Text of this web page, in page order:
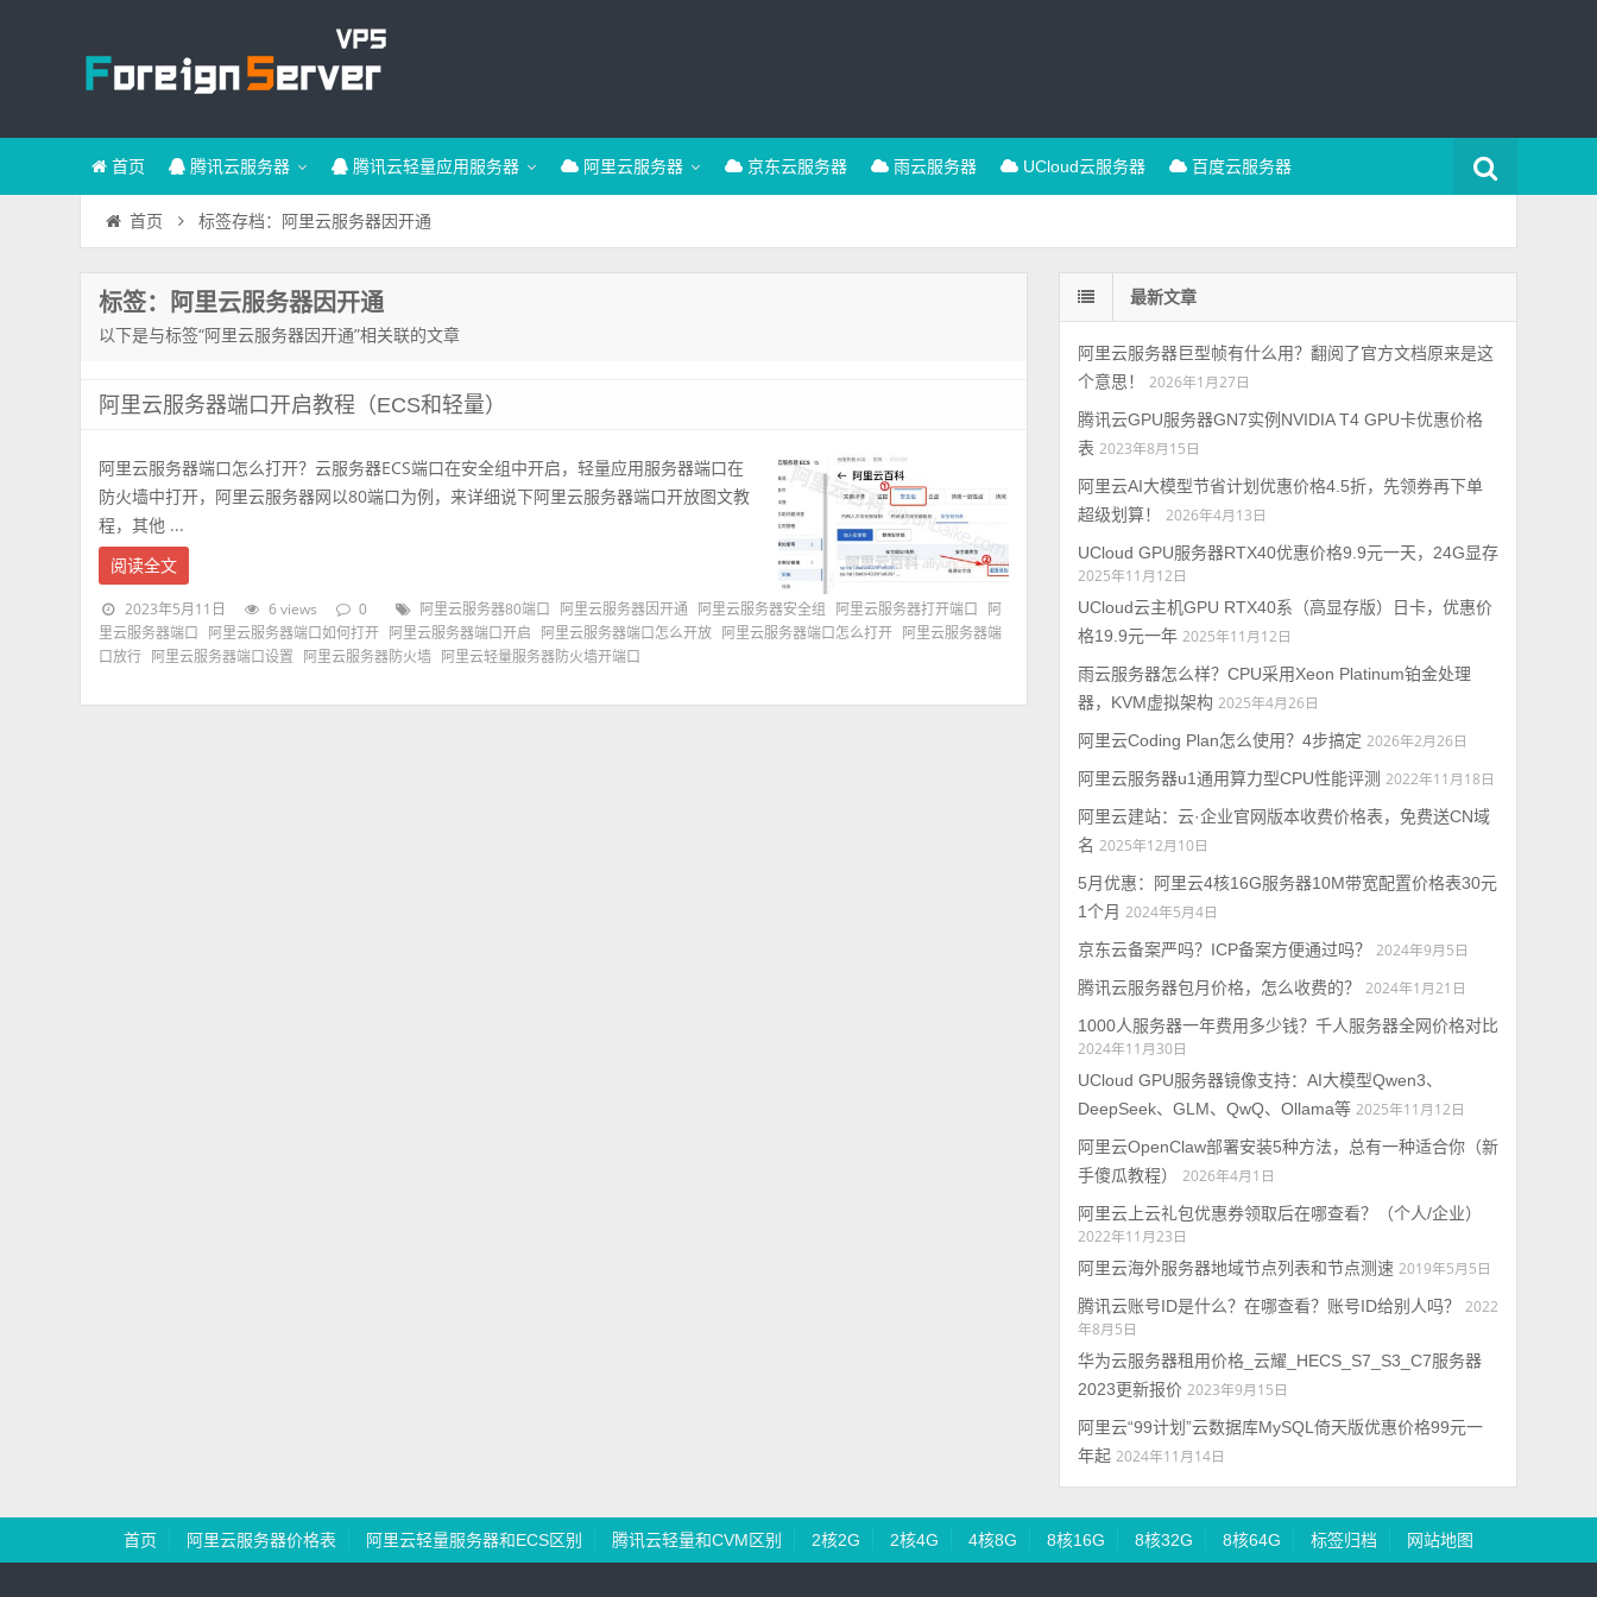
首页 腾讯云服务器 腾讯云轻量应用服务器 阿里云服务器 京东云服务器 雨云服务器 UCloud云服务器 百度云服务器
首页 标签存档：阿里云服务器因开通
标签：阿里云服务器因开通
以下是与标签“阿里云服务器因开通”相关联的文章
阿里云服务器端口开启教程（ECS和轻量）
阿里云服务器端口怎么打开？云服务器ECS端口在安全组中开启，轻量应用服务器端口在
防火墙中打开，阿里云服务器网以80端口为例，来详细说下阿里云服务器端口开放图文教
程，其他 ...
阅读全文
2023年5月11日 6 views 0 阿里云服务器80端口 阿里云服务器因开通 阿里云服务器安全组 阿里云服务器打开端口
阿
里云服务器端口
阿里云服务器端口如何打开 阿里云服务器端口开启 阿里云服务器端口怎么开放 阿里云服务器端口怎么打开
阿里云服务器端
口放行
阿里云服务器端口设置 阿里云服务器防火墙 阿里云轻量服务器防火墙开端口
最新文章
阿里云服务器巨型帧有什么用？翻阅了官方文档原来是这
个意思！
2026年1月27日
腾讯云GPU服务器GN7实例NVIDIA T4 GPU卡优惠价格
表 2023年8月15日
阿里云AI大模型节省计划优惠价格4.5折，先领券再下单
超级划算！
2026年4月13日
UCloud GPU服务器RTX40优惠价格9.9元一天，24G显存
2025年11月12日
UCloud云主机GPU RTX40系（高显存版）日卡，优惠价
格19.9元一年 2025年11月12日
雨云服务器怎么样？CPU采用Xeon Platinum铂金处理
器，KVM虚拟架构 2025年4月26日
阿里云Coding Plan怎么使用？4步搞定 2026年2月26日
阿里云服务器u1通用算力型CPU性能评测 2022年11月18日
阿里云建站：云·企业官网版本收费价格表，免费送CN域
名 2025年12月10日
5月优惠：阿里云4核16G服务器10M带宽配置价格表30元
1个月 2024年5月4日
京东云备案严吗？ICP备案方便通过吗？
2024年9月5日
腾讯云服务器包月价格，怎么收费的？
2024年1月21日
1000人服务器一年费用多少钱？千人服务器全网价格对比
2024年11月30日
UCloud GPU服务器镜像支持：AI大模型Qwen3、
DeepSeek、GLM、QwQ、Ollama等 2025年11月12日
阿里云OpenClaw部署安装5种方法，总有一种适合你（新
手傻瓜教程）
2026年4月1日
阿里云上云礼包优惠券领取后在哪查看？（个人/企业）
2022年11月23日
阿里云海外服务器地域节点列表和节点测速 2019年5月5日
腾讯云账号ID是什么？在哪查看？账号ID给别人吗？
2022
年8月5日
华为云服务器租用价格_云耀_HECS_S7_S3_C7服务器
2023更新报价 2023年9月15日
阿里云“99计划”云数据库MySQL倚天版优惠价格99元一
年起 2024年11月14日
首页 阿里云服务器价格表 阿里云轻量服务器和ECS区别 腾讯云轻量和CVM区别 2核2G 2核4G 4核8G 8核16G 8核32G 8核64G 标签归档 网站地图